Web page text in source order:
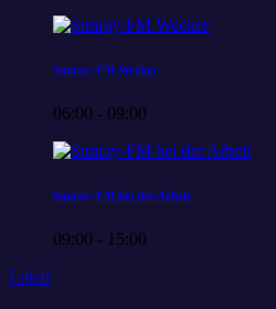
Sunray-FM Wecker
06:00 - 09:00
Sunray-FM bei der Arbeit
09:00 - 15:00
Lokal